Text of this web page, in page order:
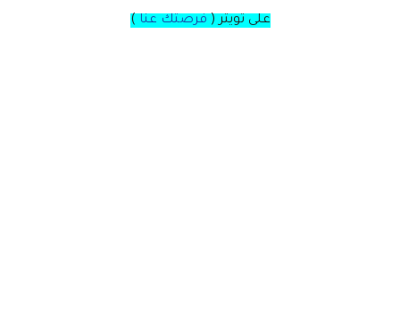
على تويتر( فرصتك عنا )